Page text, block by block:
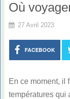
Où
27 Avril 2023
FACEBOOK
En ce moment, il
températures qui